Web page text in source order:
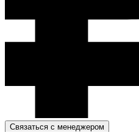
Связаться с менеджером